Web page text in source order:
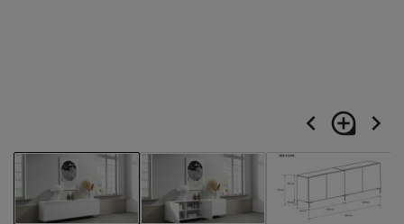
navigate_before loupe navigate_next